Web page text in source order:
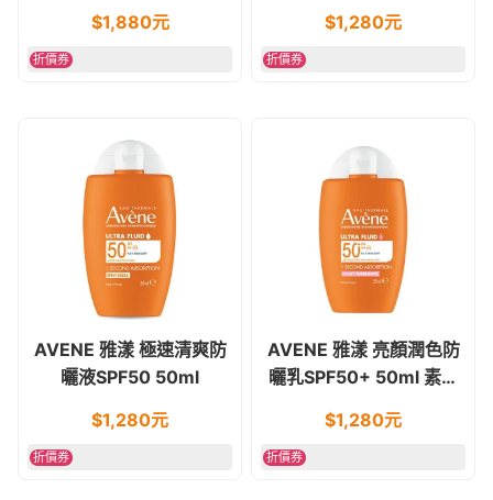
$1,880元
折價券
$1,280元
折價券
AVENE 雅漾 極速清爽防
曬液SPF50 50ml
$1,280元
折價券
AVENE 雅漾 亮顏潤色防
曬乳SPF50+ 50ml 素顏
$1,280元
折價券